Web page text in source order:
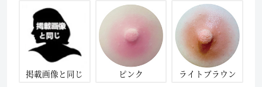
掲載画像と同じ ピンク ライトブラウン